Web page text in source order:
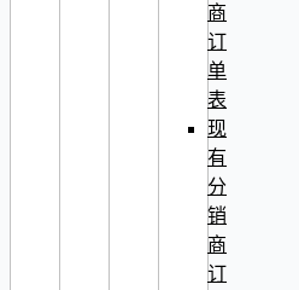
商
订
单
表
现
有
分
销
商
订